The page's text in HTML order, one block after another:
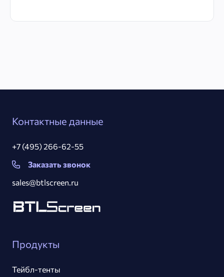
Контактные данные
+7 (495) 266-62-55
Заказать звонок
sales@btlscreen.ru
Продукты
Тейбл-тенты